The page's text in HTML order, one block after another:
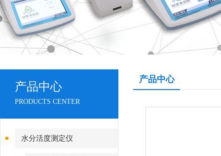
产品中心
PRODUCTS CENTER
水分活度测定仪
产品中心